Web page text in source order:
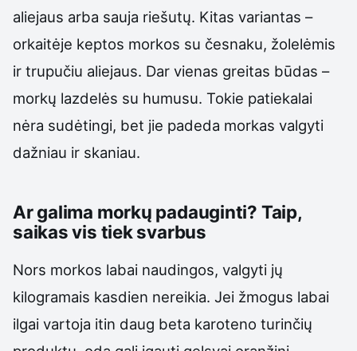
aliejaus arba sauja riešutų. Kitas variantas –
orkaitėje keptos morkos su česnaku, žolelėmis
ir trupučiu aliejaus. Dar vienas greitas būdas –
morkų lazdelės su humusu. Tokie patiekalai
nėra sudėtingi, bet jie padeda morkas valgyti
dažniau ir skaniau.
Ar galima morkų padauginti? Taip,
saikas vis tiek svarbus
Nors morkos labai naudingos, valgyti jų
kilogramais kasdien nereikia. Jei žmogus labai
ilgai vartoja itin daug beta karoteno turinčių